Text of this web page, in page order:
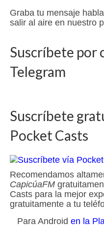
Graba tu mensaje
salir al aire en nuestro
Suscríbete por
Telegram
Suscríbete
Pocket Casts
Recomendamos
CapicúaFM
Casts para la mejor
gratuitamente a tu
Para Android en la